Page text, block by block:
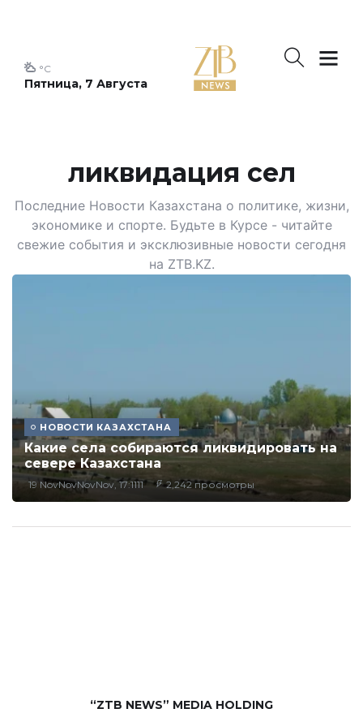
Пятница, 7 Августа
°C
ликвидация сел
Последние Новости Казахстана о политике, жизни,
экономике и спорте. Будьте в Курсе - читайте
свежие события и эксклюзивные новости сегодня
на ZTB.KZ.
НОВОСТИ КАЗАХСТАНА
Какие села собираются ликвидировать на
севере Казахстана
19 NovNovNovNov, 17:1111 2,242 просмотры
“ZTB NEWS” MEDIA HOLDING